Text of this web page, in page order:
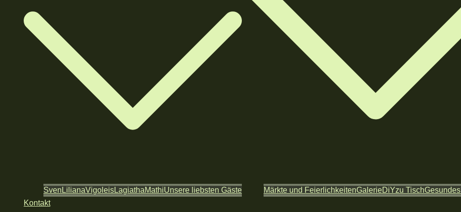
Sven LilianaVigoleisLagiathaMathiUnsere liebsten Gäste Märkte und FeierlichkeitenGalerieDiYzu TischGesundes
Kontakt